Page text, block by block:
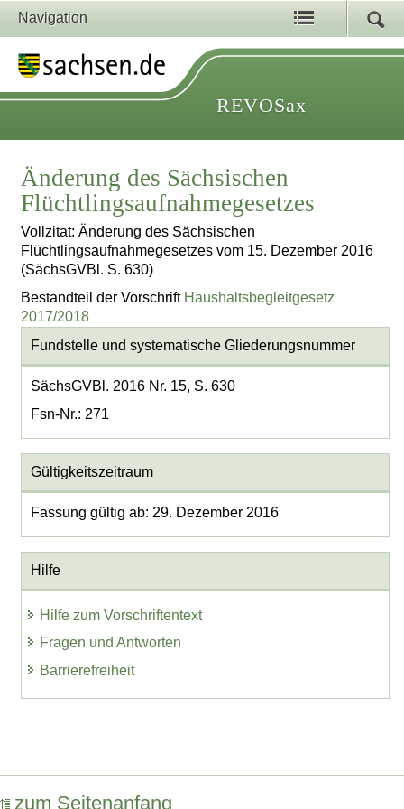
Navigation
REVOSax
Änderung des Sächsischen
Flüchtlingsaufnahmegesetzes
Vollzitat: Änderung des Sächsischen
Flüchtlingsaufnahmegesetzes vom 15. Dezember 2016
(SächsGVBl. S. 630)
Bestandteil der Vorschrift Haushaltsbegleitgesetz
2017/2018
Fundstelle und systematische Gliederungsnummer
SächsGVBl. 2016 Nr. 15, S. 630
Fsn-Nr.: 271
Gültigkeitszeitraum
Fassung gültig ab: 29. Dezember 2016
Hilfe
Hilfe zum Vorschriftentext
Fragen und Antworten
Barrierefreiheit
zum Seitenanfang